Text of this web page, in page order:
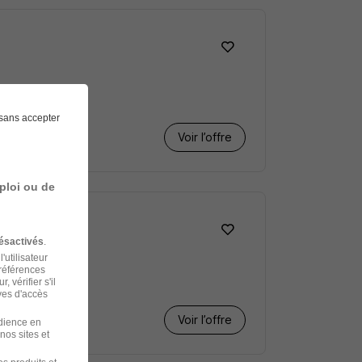
Voir l’offre
Voir l’offre
accepter
ou de
vérifier s'il
d'accès
en
sites et